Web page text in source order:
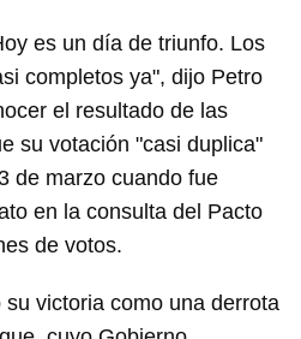
es un día de triunfo. Los
completos ya", dijo Petro
el resultado de las
su votación "casi duplica"
de marzo cuando fue
en la consulta del Pacto
de votos.
victoria como una derrota